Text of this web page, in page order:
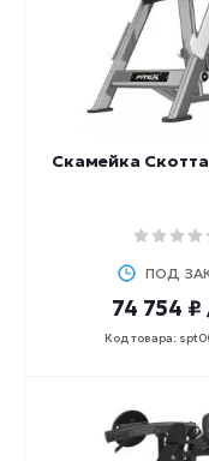
Скамейка
ПОД
74 754 ₽
Код товара: